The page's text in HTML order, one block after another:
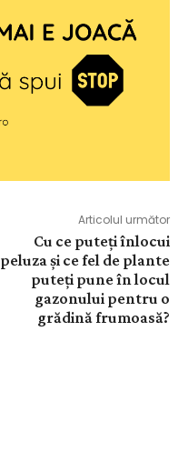
Articolul următor
Cu ce puteți înlocui
peluza și ce fel de plante
puteți pune în locul
gazonului pentru o
grădină frumoasă?